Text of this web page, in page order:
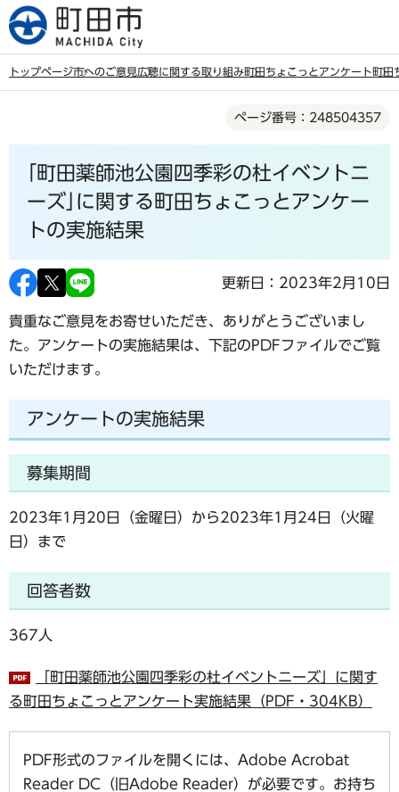
こ
の
トップページ市へのご意見広聴に関する取り組み町田ちょこっとアンケート町田
ページ番号：248504357
｢町田薬師池公園四季彩の杜イベントニ
ーズ｣に関する町田ちょこっとアンケー
トの実施結果
更新日：2023年2月10日
貴重なご意見をお寄せいただき、ありがとうございまし
た。アンケートの実施結果は、下記のPDFファイルでご覧
いただけます。
アンケートの実施結果
募集期間
2023年1月20日（金曜日）から2023年1月24日（火曜
日）まで
回答者数
367人
「町田薬師池公園四季彩の杜イベントニーズ」に関す
る町田ちょこっとアンケート実施結果（PDF・304KB）
PDF形式のファイルを開くには、Adobe Acrobat
Reader DC（旧Adobe Reader）が必要です。お持ち